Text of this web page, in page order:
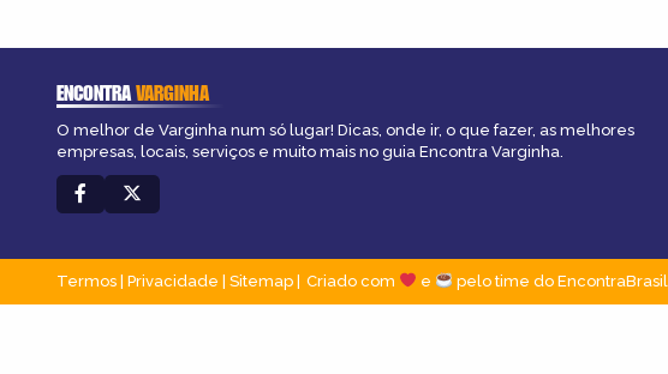
ENCONTRAVARGINHA
O melhor de Varginha num só lugar! Dicas, onde ir, o que fazer, as melhores
empresas, locais, serviços e muito mais no guia Encontra Varginha.
Termos Privacidade Sitemap Criado com e pelo time do EncontraBrasil